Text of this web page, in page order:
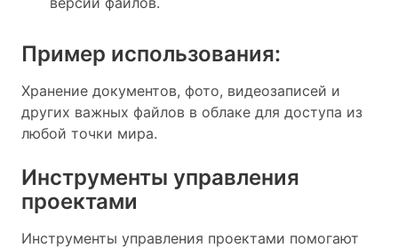
Пример использования:
Хранение документов, фото, видеозаписей и
других важных файлов в облаке для доступа из
любой точки мира.
Инструменты управления
проектами
Инструменты управления проектами помогают